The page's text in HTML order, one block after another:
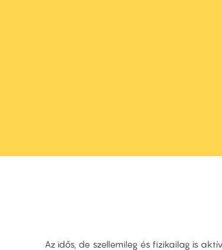
Az idős, de szellemileg és fizikailag is